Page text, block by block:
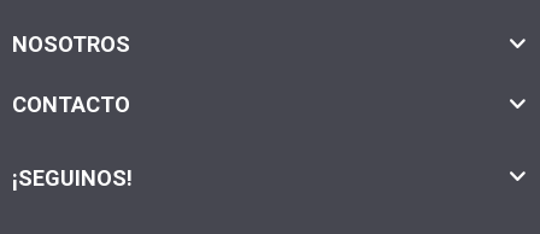
NOSOTROS
CONTACTO
¡SEGUINOS!